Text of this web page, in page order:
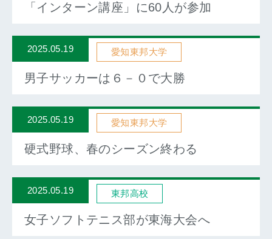
「インターン講座」に60人が参加
2025.05.19 愛知東邦大学
男子サッカーは６－０で大勝
2025.05.19 愛知東邦大学
硬式野球、春のシーズン終わる
2025.05.19 東邦高校
女子ソフトテニス部が東海大会へ